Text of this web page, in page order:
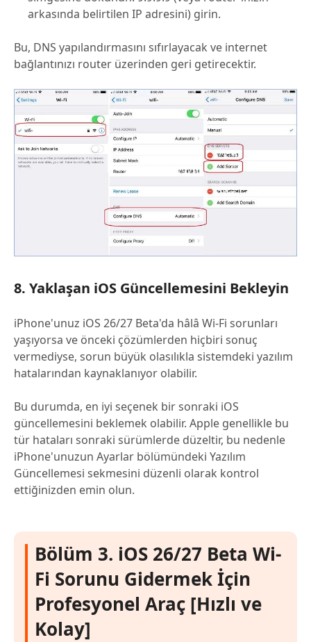
arkasında belirtilen IP adresini) girin.
Bu, DNS yapılandırmasını sıfırlayacak ve internet
bağlantınızı router üzerinden geri getirecektir.
8. Yaklaşan iOS Güncellemesini Bekleyin
iPhone'unuz iOS 26/27 Beta'da hâlâ Wi-Fi sorunları
yaşıyorsa ve önceki çözümlerden hiçbiri sonuç
vermediyse, sorun büyük olasılıkla sistemdeki yazılım
hatalarından kaynaklanıyor olabilir.
Bu durumda, en iyi seçenek bir sonraki iOS
güncellemesini beklemek olabilir. Apple genellikle bu
tür hataları sonraki sürümlerde düzeltir, bu nedenle
iPhone'unuzun Ayarlar bölümündeki Yazılım
Güncellemesi sekmesini düzenli olarak kontrol
ettiğinizden emin olun.
Bölüm 3. iOS 26/27 Beta Wi-
Fi Sorunu Gidermek İçin
Profesyonel Araç [Hızlı ve
Kolay]